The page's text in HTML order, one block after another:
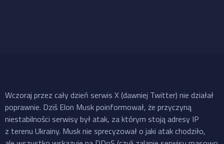
Wczoraj przez cały dzień serwis X (dawniej Twitter) nie działał
poprawnie. Dziś Elon Musk poinformował, że przyczyną
niestabilności serwisy był atak, za którym stoją adresy IP
z terenu Ukrainy. Musk nie sprecyzował o jaki atak chodziło,